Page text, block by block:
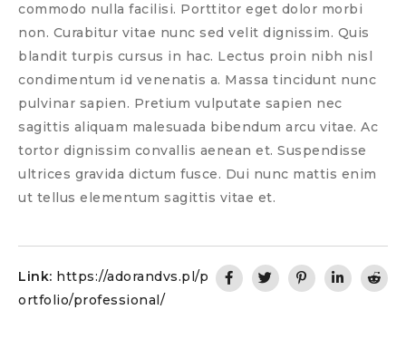
commodo nulla facilisi. Porttitor eget dolor morbi
non. Curabitur vitae nunc sed velit dignissim. Quis
blandit turpis cursus in hac. Lectus proin nibh nisl
condimentum id venenatis a. Massa tincidunt nunc
pulvinar sapien. Pretium vulputate sapien nec
sagittis aliquam malesuada bibendum arcu vitae. Ac
tortor dignissim convallis aenean et. Suspendisse
ultrices gravida dictum fusce. Dui nunc mattis enim
ut tellus elementum sagittis vitae et.
Link: https://adorandvs.pl/p
ortfolio/professional/